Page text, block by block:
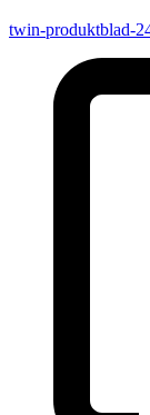
twin-produktblad-